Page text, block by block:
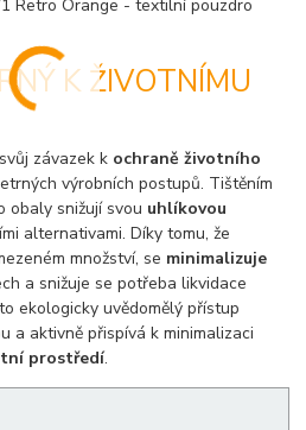
K ŽIVOTNÍMU
závazek k ochraně životního
výrobních postupů. Tištěním
obaly snižují svou uhlíkovou
alternativami. Díky tomu, že
množství, se minimalizuje
a snižuje se potřeba likvidace
ekologicky uvědomělý přístup
a aktivně přispívá k minimalizaci
prostředí.